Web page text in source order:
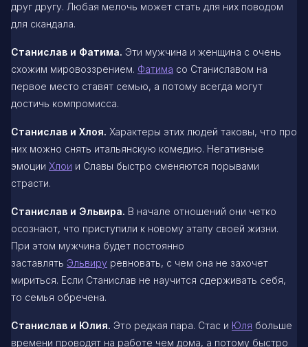
друг другу. Любая мелочь может стать для них поводом
для скандала.
Станислав и Фатима. Эти мужчина и женщина с очень
схожим мировоззрением. Фатима со Станиславом на
первое место ставят семью, а потому всегда могут
достичь компромисса.
Станислав и Хлоя. Характеры этих людей таковы, что про
них можно снять итальянскую комедию. Негативные
эмоции Хлои и Славы быстро сменяются порывами
страсти.
Станислав и Эльвира. В начале отношений они четко
осознают, что приступили к новому этапу своей жизни.
При этом мужчина будет постоянно
заставлять Эльвиру ревновать, с чем она не захочет
мириться. Если Станислав не научится сдерживать себя,
то семья обречена.
Станислав и Юлия. Это редкая пара. Стас и Юля больше
времени проводят на работе чем дома, а потому быстро